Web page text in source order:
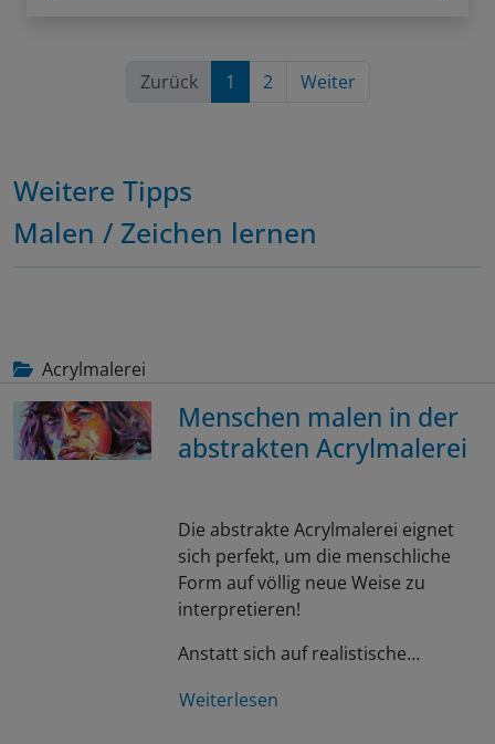
Zurück 1 2 Weiter
Weitere Tipps
Malen / Zeichen lernen
Acrylmalerei
Menschen malen in der
abstrakten Acrylmalerei
Die abstrakte Acrylmalerei eignet
sich perfekt, um die menschliche
Form auf völlig neue Weise zu
interpretieren!
Anstatt sich auf realistische…
Weiterlesen